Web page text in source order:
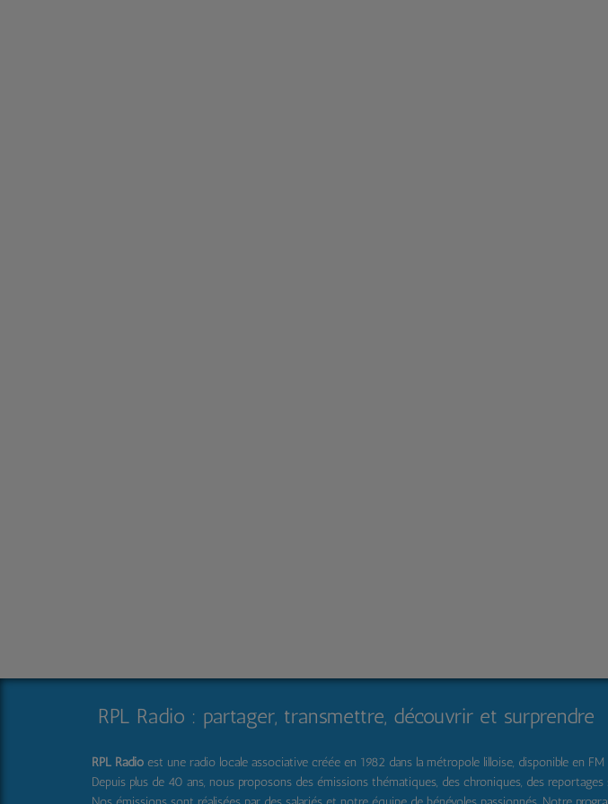
RPL Radio : partager, transmettre, découvrir et surprendre
RPL Radio est une radio locale associative créée en 1982 dans la métropole lilloise, disponible en
Depuis plus de 40 ans, nous proposons des émissions thématiques, des chroniques, des